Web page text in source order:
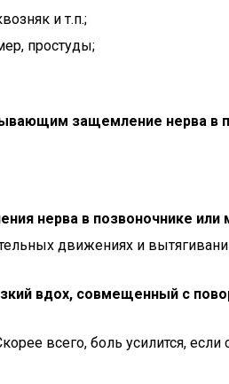
и т.п.;
простуды;
защемление нерва в
нерва в позвоночнике
движениях и
вдох, совмещенный с
всего, боль усилится,